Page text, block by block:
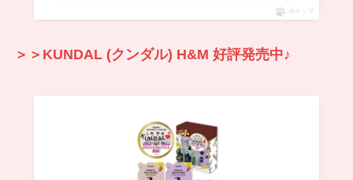
ポチップ
＞＞KUNDAL (クンダル) H&M 好評発売中♪